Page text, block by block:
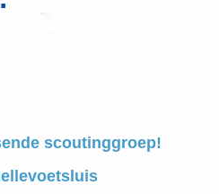
scoutinggroep!